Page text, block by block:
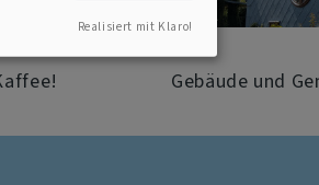
Gebäude und
Realisiert mit Klaro!